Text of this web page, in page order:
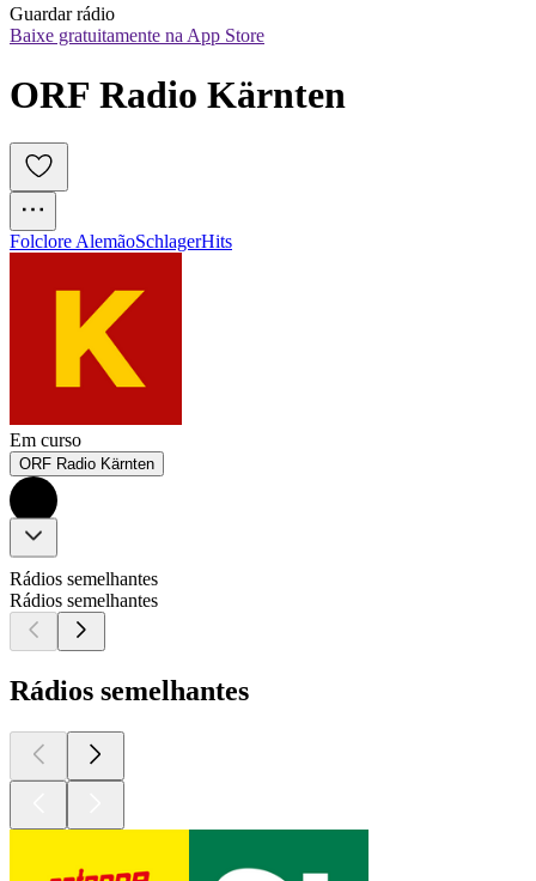
Guardar rádio
Baixe gratuitamente na App Store
ORF Radio Kärnten
Folclore AlemãoSchlagerHits
Em curso
ORF Radio Kärnten
Rádios semelhantes
Rádios semelhantes
Rádios semelhantes